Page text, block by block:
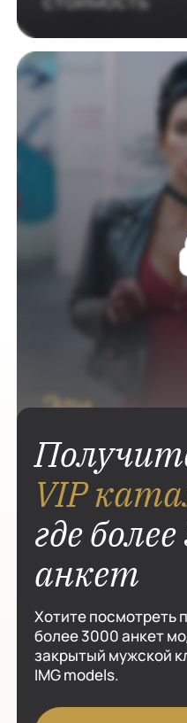
VIP
где
анкет
Хотите посмотреть
более 3000 анкет
закрытый мужской
IMG models.